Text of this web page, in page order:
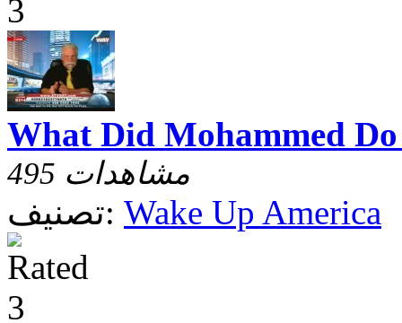
What Did Mohammed
495 مشاهدات
تصنيف: Wake Up America